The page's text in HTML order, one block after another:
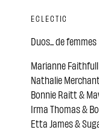
ECLECTIC
Duos... de femmes
Marianne
Nathalie
Bonnie Raitt &
Irma Thomas &
Etta James &